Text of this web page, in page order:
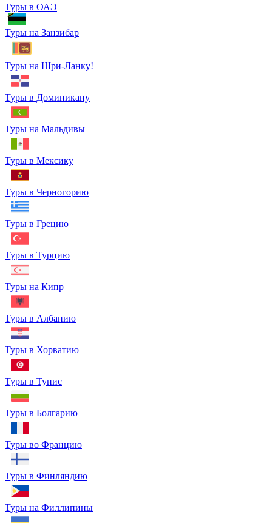
Туры в ОАЭ
Туры на Занзибар
Туры на Шри-Ланку!
Туры в Доминикану
Туры на Мальдивы
Туры в Мексику
Туры в Черногорию
Туры в Грецию
Туры в Турцию
Туры на Кипр
Туры в Албанию
Туры в Хорватию
Туры в Тунис
Туры в Болгарию
Туры во Францию
Туры в Финляндию
Туры на Филлипины